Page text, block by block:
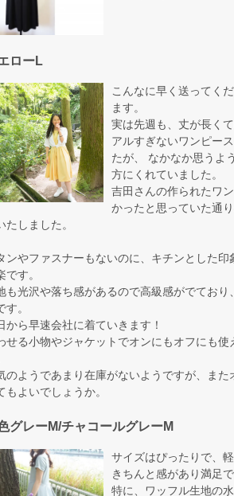
ローL
こんなに早く送ってく
ます。
実は先週も、丈が長く
アルすぎないワンピー
たが、 なかなか思うよ
方にくれていました。
吉田さんの作られたワ
かったと思っていた通
たしました。
ンやファスナーもないのに、キチンとした
です。
も光沢や落ち感があるので高級感がでており
す。
から早速会社に着ていきます！
せる小物やジャケットでオンにもオフにも
のようであまり在庫がないようですが、ま
もよいでしょうか。
グレーM/チャコールグレーM
サイズはぴったりで、
きちんと感があり満足で
特に、ワッフル生地の